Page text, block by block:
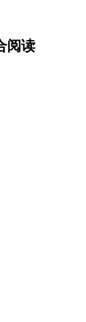
阅读